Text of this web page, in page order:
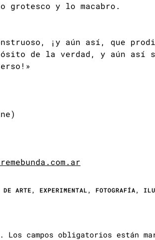
y lo macabro.
¡y aún así, que
de la verdad, y aún así
DE ARTE, EXPERIMENTAL, FOTOGRAFÍA,
Los campos obligatorios están